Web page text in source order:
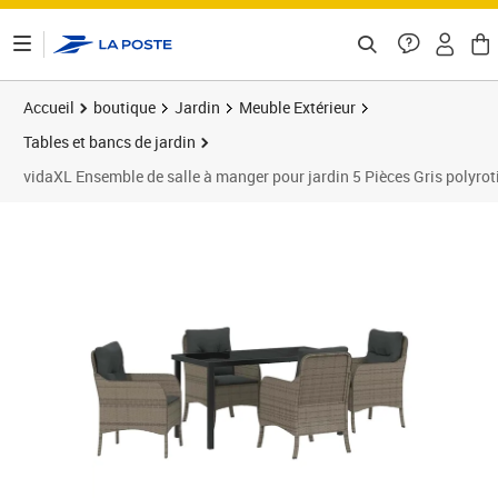
Accueil boutique Jardin
Meuble Extérieur
Tables et bancs de jardin
vidaXL Ensemble de salle à manger pour jardin 5 Pièces Gris